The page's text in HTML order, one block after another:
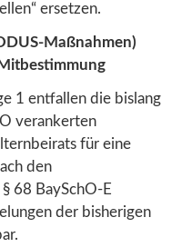
ersetzen.
Maßnahmen)
1 entfallen die bislang
verankerten
für eine
den
68 BaySchO-E
der bisherigen